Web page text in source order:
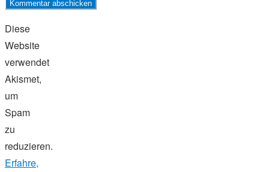
Diese
Website
verwendet
Akismet,
um
Spam
zu
reduzieren.
Erfahre,